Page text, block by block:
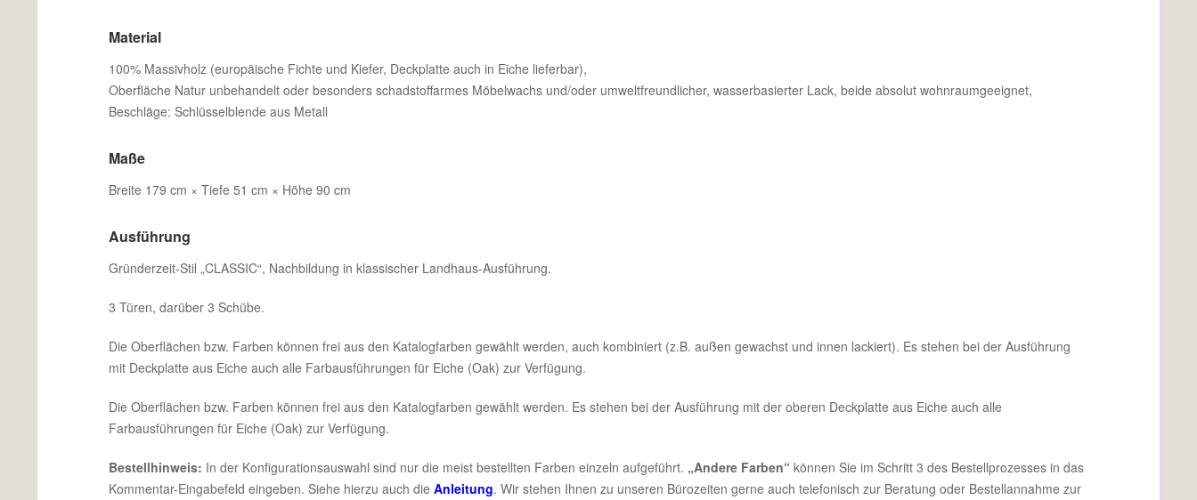
Material
100% Massivholz (europäische Fichte und Kiefer, Deckplatte auch in Eiche lieferbar),
Oberfläche Natur unbehandelt oder besonders schadstoffarmes Möbelwachs und/oder umweltfreundlicher, wasserbasierter Lack, beide absolut wohnraumgeeignet,
Beschläge: Schlüsselblende aus Metall
Maße
Breite 179 cm × Tiefe 51 cm × Höhe 90 cm
Ausführung
Gründerzeit-Stil „CLASSIC“, Nachbildung in klassischer Landhaus-Ausführung.
3 Türen, darüber 3 Schübe.
Die Oberflächen bzw. Farben können frei aus den Katalogfarben gewählt werden, auch kombiniert (z.B. außen gewachst und innen lackiert). Es stehen bei der Ausführung
mit Deckplatte aus Eiche auch alle Farbausführungen für Eiche (Oak) zur Verfügung.
Die Oberflächen bzw. Farben können frei aus den Katalogfarben gewählt werden. Es stehen bei der Ausführung mit der oberen Deckplatte aus Eiche auch alle
Farbausführungen für Eiche (Oak) zur Verfügung.
Bestellhinweis: In der Konfigurationsauswahl sind nur die meist bestellten Farben einzeln aufgeführt. „Andere Farben“ können Sie im Schritt 3 des Bestellprozesses in das
Kommentar-Eingabefeld eingeben. Siehe hierzu auch die Anleitung. Wir stehen Ihnen zu unseren Bürozeiten gerne auch telefonisch zur Beratung oder Bestellannahme zur